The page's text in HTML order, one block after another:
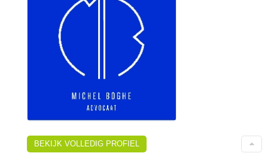
BEKIJK VOLLEDIG PROFIEL